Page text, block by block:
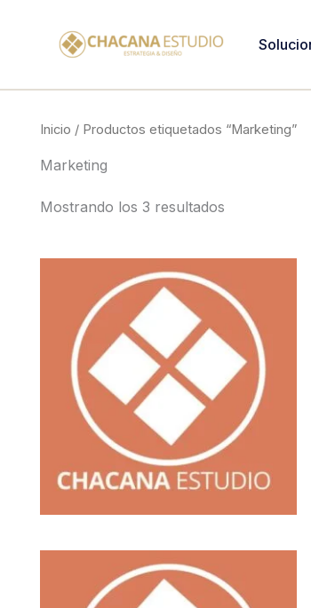
contenido
Inicio / Productos etiquetados “Marketing”
Marketing
Mostrando los 3 resultados